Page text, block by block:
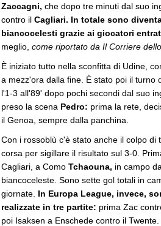
Zaccagni, che dopo tre minuti dal suo
contro il Cagliari. In totale sono
biancocelesti grazie ai giocatori
meglio, come riportato da Il Corriere
È iniziato tutto nella sconfitta di Udine,
a mezz'ora dalla fine. È stato poi il turno
l'1-3 all'89' dopo pochi secondi dal suo
preso la scena Pedro: prima la rete,
il Genoa, sempre dalla panchina.
Con i rossoblù c'è stato anche il colpo di
corsa per sigillare il risultato sul 3-0.
Cagliari, a Como Tchaouna, in campo
biancoceleste. Sono sette gol totali in
giornate. In Europa League, invece,
realizzate in tre partite: prima Zac
poi Isaksen a Enschede contro il